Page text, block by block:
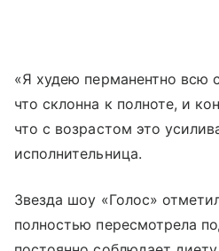
«Я худею перманентно всю
что склонна к полноте, и
что с возрастом это
исполнительница.
Звезда шоу «Голос»
полностью пересмотрела